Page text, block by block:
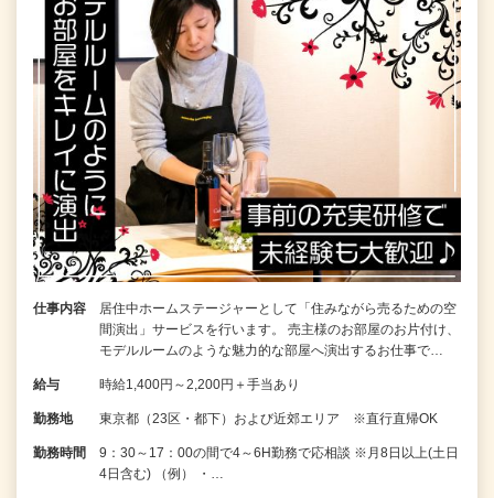
仕事内容
居住中ホームステージャーとして「住みながら売るための空
間演出」サービスを行います。 売主様のお部屋のお片付け、
モデルルームのような魅力的な部屋へ演出するお仕事で…
給与 時給1,400円～2,200円＋手当あり
勤務地 東京都（23区・都下）および近郊エリア ※直行直帰OK
勤務時間
9：30～17：00の間で4～6H勤務で応相談 ※月8日以上(土日
4日含む) （例） ・…